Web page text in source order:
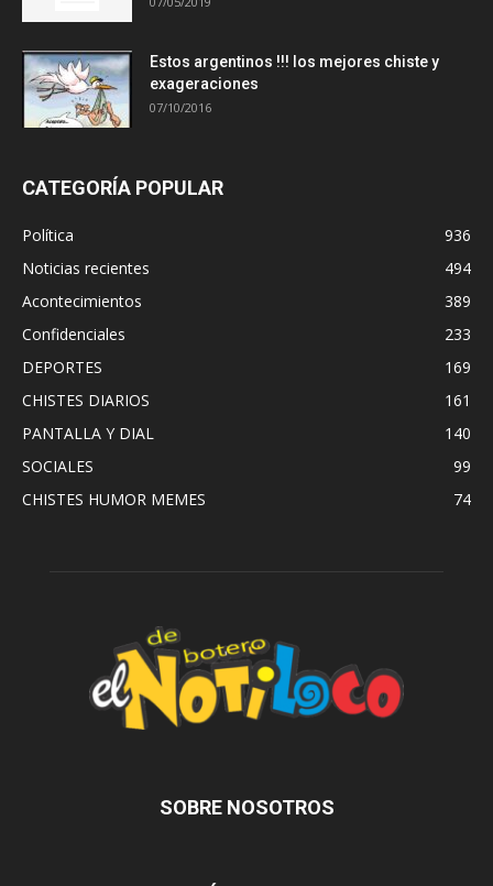
Estos argentinos !!! los mejores chiste y
exageraciones
07/10/2016
CATEGORÍA POPULAR
Política
936
Noticias recientes
494
Acontecimientos
389
Confidenciales
233
DEPORTES
169
CHISTES DIARIOS
161
PANTALLA Y DIAL
140
SOCIALES
99
CHISTES HUMOR MEMES
74
SOBRE NOSOTROS